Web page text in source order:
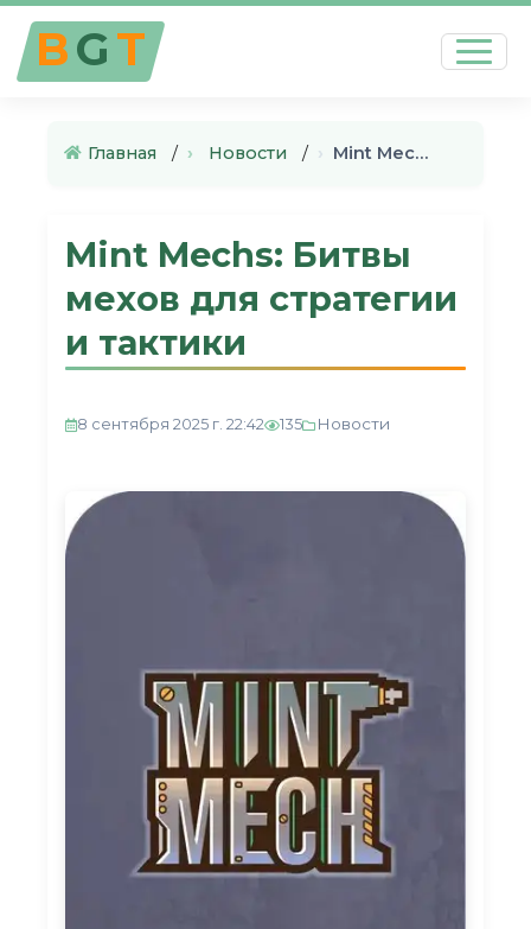
BGT
Главная › Новости › Mint Mechs: Битвы мехов для с…
Mint Mechs: Битвы
мехов для стратегии
и тактики
8 сентября 2025 г. 22:42 135 Новости